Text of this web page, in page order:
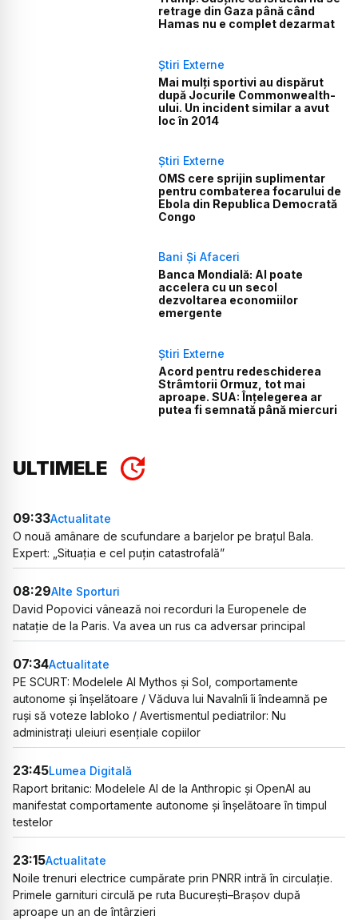
retrage din Gaza până când
Hamas nu e complet dezarmat
Știri Externe
Mai mulți sportivi au dispărut
după Jocurile Commonwealth-
ului. Un incident similar a avut
loc în 2014
Știri Externe
OMS cere sprijin suplimentar
pentru combaterea focarului de
Ebola din Republica Democrată
Congo
Bani Și Afaceri
Banca Mondială: AI poate
accelera cu un secol
dezvoltarea economiilor
emergente
Știri Externe
Acord pentru redeschiderea
Strâmtorii Ormuz, tot mai
aproape. SUA: Înțelegerea ar
putea fi semnată până miercuri
ULTIMELE
09:33Actualitate
O nouă amânare de scufundare a barjelor pe brațul Bala.
Expert: „Situația e cel puțin catastrofală”
08:29Alte Sporturi
David Popovici vânează noi recorduri la Europenele de
natație de la Paris. Va avea un rus ca adversar principal
07:34Actualitate
PE SCURT: Modelele AI Mythos și Sol, comportamente
autonome și înșelătoare / Văduva lui Navalnîi îi îndeamnă pe
ruși să voteze Iabloko / Avertismentul pediatrilor: Nu
administrați uleiuri esențiale copiilor
23:45Lumea Digitală
Raport britanic: Modelele AI de la Anthropic și OpenAI au
manifestat comportamente autonome și înșelătoare în timpul
testelor
23:15Actualitate
Noile trenuri electrice cumpărate prin PNRR intră în circulație.
Primele garnituri circulă pe ruta București–Brașov după
aproape un an de întârzieri